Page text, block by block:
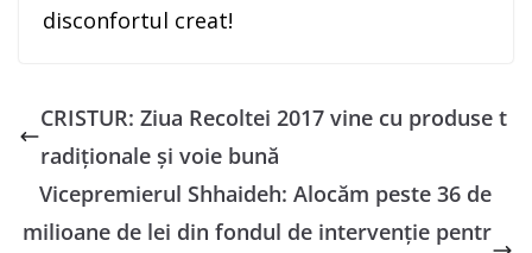
disconfortul creat!
CRISTUR: Ziua Recoltei 2017 vine cu produse t
radiționale și voie bună
Vicepremierul Shhaideh: Alocăm peste 36 de
milioane de lei din fondul de intervenţie pentr